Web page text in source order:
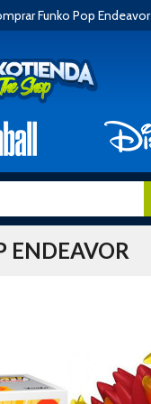
Funko Pop Endeavor
ENDEAVOR